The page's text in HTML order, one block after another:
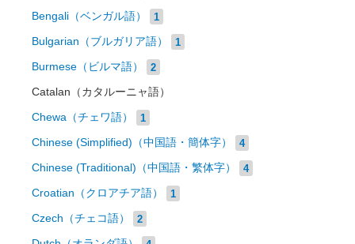
Bengali（ベンガル語） 1
Bulgarian（ブルガリア語） 1
Burmese（ビルマ語） 2
Catalan（カタルーニャ語）
Chewa（チェワ語） 1
Chinese (Simplified)（中国語・簡体字） 4
Chinese (Traditional)（中国語・繁体字） 4
Croatian（クロアチア語） 1
Czech（チェコ語） 2